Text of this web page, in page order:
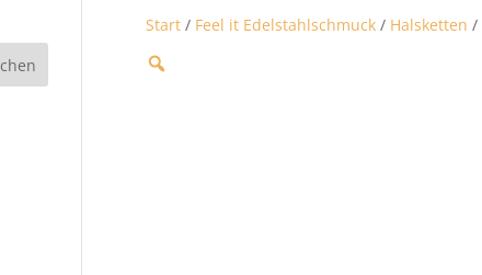
Start/ Feel it Edelstahlschmuck/ Halsketten /